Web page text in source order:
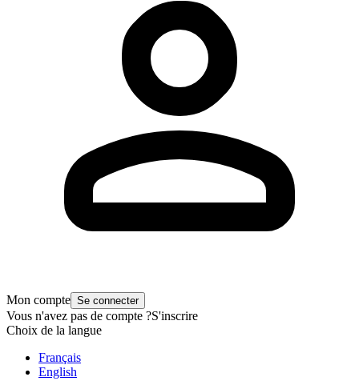
Mon compte Se connecter
Vous n'avez pas de compte ?S'inscrire
Choix de la langue
Français
English